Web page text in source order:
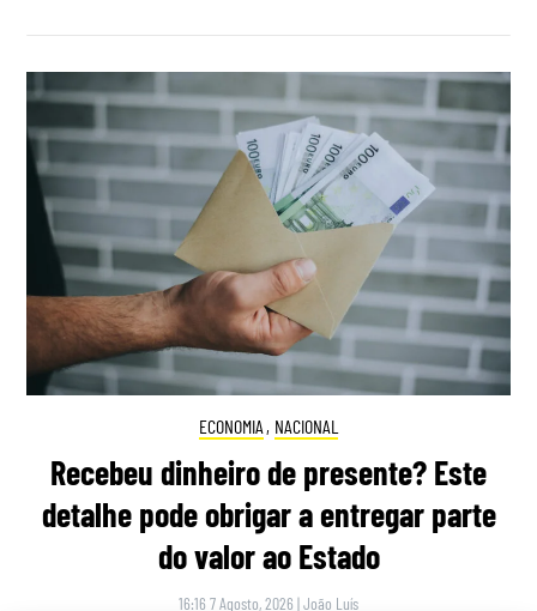
ECONOMIA , NACIONAL
Recebeu dinheiro de presente? Este
detalhe pode obrigar a entregar parte
do valor ao Estado
16:16 7 Agosto, 2026 |João Luís